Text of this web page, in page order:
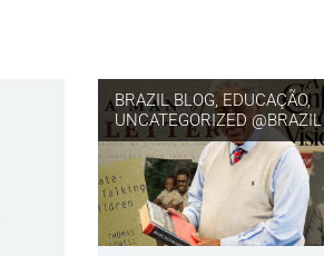
BRAZIL BLOG,EDUCAÇÃO,
UNCATEGORIZED @BRAZIL